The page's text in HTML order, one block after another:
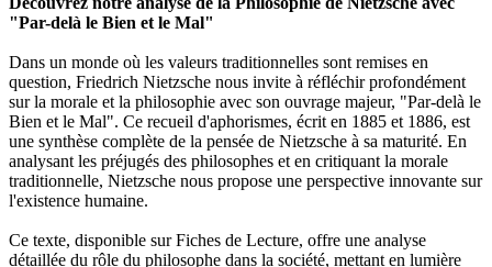
"Par-delà le Bien et le Mal"
Dans un monde où les valeurs traditionnelles sont remises en
question, Friedrich Nietzsche nous invite à réfléchir profondément
sur la morale et la philosophie avec son ouvrage majeur, "Par-delà le
Bien et le Mal". Ce recueil d'aphorismes, écrit en 1885 et 1886, est
une synthèse complète de la pensée de Nietzsche à sa maturité. En
analysant les préjugés des philosophes et en critiquant la morale
traditionnelle, Nietzsche nous propose une perspective innovante sur
l'existence humaine.
Ce texte, disponible sur Fiches de Lecture, offre une analyse
détaillée du rôle du philosophe dans la société, mettant en lumière